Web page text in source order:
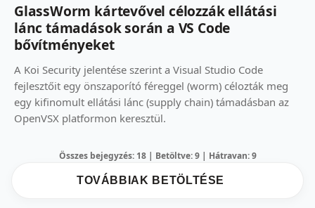
GlassWorm kártevővel célozzák ellátási
lánc támadások során a VS Code
bővítményeket
A Koi Security jelentése szerint a Visual Studio Code
fejlesztőit egy önszaporító féreggel (worm) célozták meg
egy kifinomult ellátási lánc (supply chain) támadásban az
OpenVSX platformon keresztül.
Összes bejegyzés: 18 | Betöltve: 9 | Hátravan: 9
TOVÁBBIAK BETÖLTÉSE